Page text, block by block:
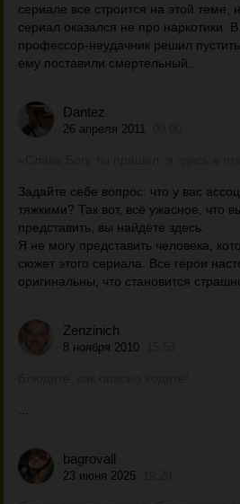
сериале все строится на этой теме,
сериал оказался не про наркотики.
профессор-неудачник решил
ему поставили смертельный...
Dantez
26 апреля 2011
Задайте себе вопрос: что у вас
тяжкими? Так вот, всё ужасное, что
представить, вы найдёте здесь.
Я не могу представить человека,
сюжет этого сериала. Все герои
оригинальны, что становится
Zenzinich
8 ноября 2010
bagrovall
23 июня 2025